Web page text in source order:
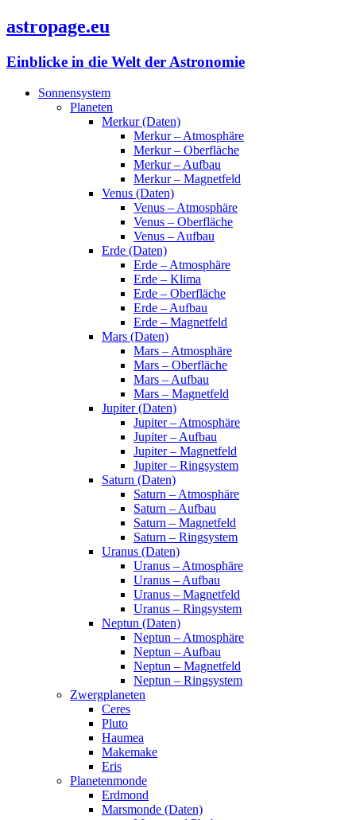
astropage.eu
Einblicke in die Welt der Astronomie
Sonnensystem
Planeten
Merkur (Daten)
Merkur – Atmosphäre
Merkur – Oberfläche
Merkur – Aufbau
Merkur – Magnetfeld
Venus (Daten)
Venus – Atmosphäre
Venus – Oberfläche
Venus – Aufbau
Erde (Daten)
Erde – Atmosphäre
Erde – Klima
Erde – Oberfläche
Erde – Aufbau
Erde – Magnetfeld
Mars (Daten)
Mars – Atmosphäre
Mars – Oberfläche
Mars – Aufbau
Mars – Magnetfeld
Jupiter (Daten)
Jupiter – Atmosphäre
Jupiter – Aufbau
Jupiter – Magnetfeld
Jupiter – Ringsystem
Saturn (Daten)
Saturn – Atmosphäre
Saturn – Aufbau
Saturn – Magnetfeld
Saturn – Ringsystem
Uranus (Daten)
Uranus – Atmosphäre
Uranus – Aufbau
Uranus – Magnetfeld
Uranus – Ringsystem
Neptun (Daten)
Neptun – Atmosphäre
Neptun – Aufbau
Neptun – Magnetfeld
Neptun – Ringsystem
Zwergplaneten
Ceres
Pluto
Haumea
Makemake
Eris
Planetenmonde
Erdmond
Marsmonde (Daten)